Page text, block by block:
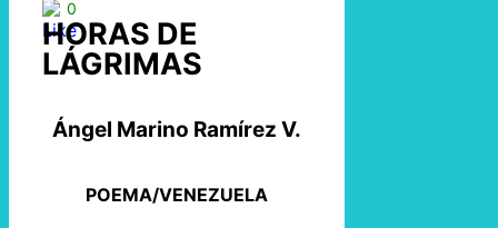
0
HORAS DE
LÁGRIMAS
Ángel Marino Ramírez V.
POEMA/VENEZUELA